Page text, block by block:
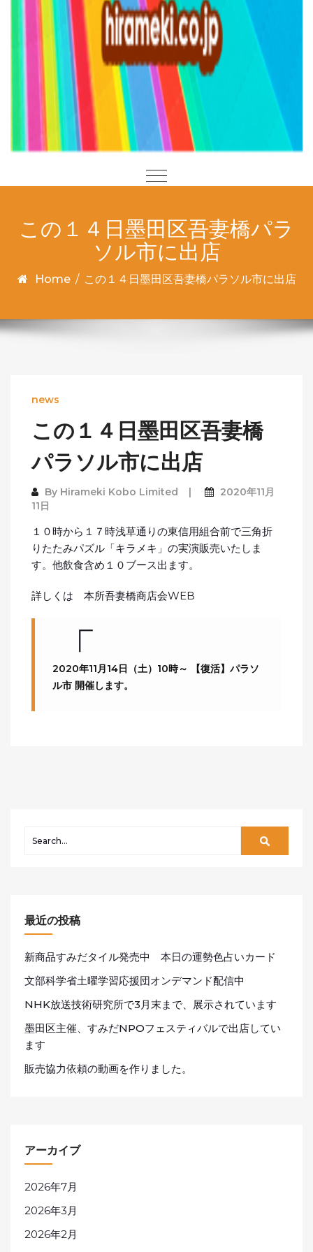
この１４日墨田区吾妻橋パラ
ソル市に出店
Home / この１４日墨田区吾妻橋パラソル市に出店
news
この１４日墨田区吾妻橋
パラソル市に出店
By Hirameki Kobo Limited
2020年11月
11日
１０時から１７時浅草通りの東信用組合前で三角折
りたたみパズル「キラメキ」の実演販売いたしま
す。他飲食含め１０ブース出ます。
詳しくは 本所吾妻橋商店会WEB
2020年11月14日（土）10時～ 【復活】パラソ
ル市 開催します。
最近の投稿
新商品すみだタイル発売中 本日の運勢色占いカード
文部科学省土曜学習応援団オンデマンド配信中
NHK放送技術研究所で3月末まで、展示されています
墨田区主催、すみだNPOフェスティバルで出店してい
ます
販売協力依頼の動画を作りました。
アーカイブ
2026年7月
2026年3月
2026年2月